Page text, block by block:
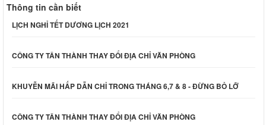
Thông tin cần biết
LỊCH NGHỈ TẾT DƯƠNG LỊCH 2021
CÔNG TY TÂN THÀNH THAY ĐỔI ĐỊA CHỈ VĂN PHÒNG
KHUYỄN MÃI HẤP DẪN CHỈ TRONG THÁNG 6,7 & 8 - ĐỪNG BỎ LỠ
CÔNG TY TÂN THÀNH THAY ĐỔI ĐỊA CHỈ VĂN PHÒNG